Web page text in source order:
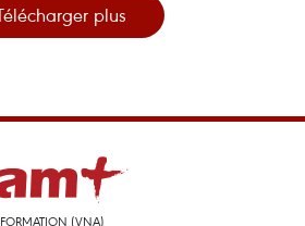
plus
(VNA)